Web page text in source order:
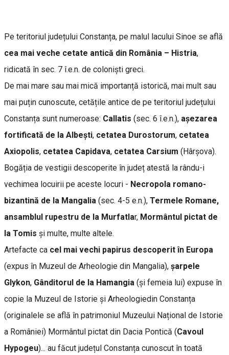
Pe teritoriul județului Constanța, pe malul lacului Sinoe se află
cea mai veche cetate antică din România – Histria,
ridicată în sec. 7 î.e.n. de coloniști greci.
De mai mare sau mai mică importanță istorică, mai mult sau
mai puțin cunoscute, cetățile antice de pe teritoriul județului
Constanța sunt numeroase: Callatis (sec. 6 î.e.n.), așezarea
fortificată de la Albești, cetatea Durostorum, cetatea
Axiopolis, cetatea Capidava, cetatea Carsium (Hârșova).
Bogăția de vestigii descoperite în județ atestă la rându-i
vechimea locuirii pe aceste locuri - Necropola romano-
bizantină de la Mangalia (sec. 4-5 e.n.), Termele Romane,
ansamblul rupestru de la Murfatlar, Mormântul pictat de
la Tomis și multe, multe altele.
Artefacte ca cel mai vechi papirus descoperit în Europa
(expus în Muzeul de Arheologie din Mangalia), șarpele
Glykon, Gânditorul de la Hamangia (și femeia lui) expuse în
copie la Muzeul de Istorie și Arheologiedin Constanța
(originalele se află în patrimoniul Muzeului Național de Istorie
a României) Mormântul pictat din Dacia Pontică (Cavoul
Hypogeu)... au făcut județul Constanța cunoscut în toată